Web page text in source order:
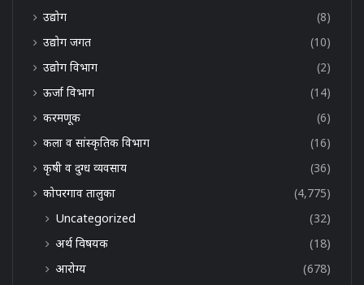
उद्योग
(8)
उद्योग जगत
(10)
उद्योग विभाग
(2)
ऊर्जा विभाग
(14)
करमणूक
(6)
कला व सांस्कृतिक विभाग
(16)
कृषी व दुग्ध व्यवसाय
(36)
कोपरगाव तालुका
(4,775)
Uncategorized
(32)
अर्थ विषयक
(18)
आरोग्य
(678)